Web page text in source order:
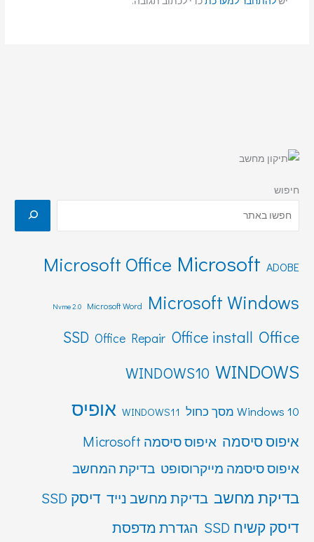
חיפוש
ADOBE
Microsoft
Microsoft Office
Microsoft Windows
Microsoft Word
Nvme 2.0
Office
Office install
Office Repair
SSD
WINDOWS
WINDOWS10
Windows 10 מסך כחול WINDOWS11 אופיס
איפוס סיסמה איפוס סיסמה Microsoft
איפוס סיסמה מייקרוסופט בדיקת המחשב
בדיקת מחשב בדיקת מחשב נייד דיסק SSD
דיסק קשיח SSD
הגדרת מדפסת